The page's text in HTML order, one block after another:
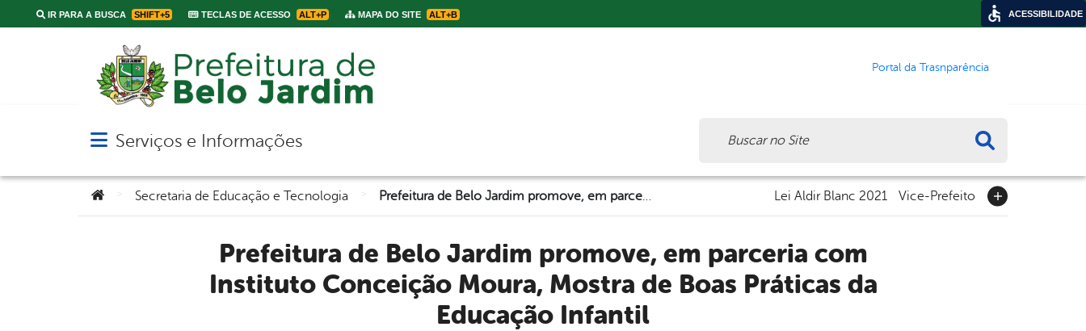
IR PARA A BUSCA SHIFT+5 TECLAS DE ACESSO ALT+P MAPA DO SITE ALT+B
Portal da Trasnparência
Abrir menu principal de navegação
Serviços e Informações
Você está aqui:Secretaria de Educação e Tecnologia Lei Aldir Blanc 2021 Vice-Prefeito
Prefeitura de Belo Jardim promove, em parceria com
Instituto Conceição Moura, Mostra de Boas Práticas da
Educação Infantil
ACESSIBILIDADE